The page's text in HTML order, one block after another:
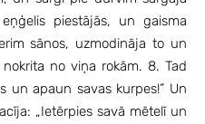
piestājās, un gaisma
sānos, uzmodināja to un
nokrita no viņa rokām. 8. Tad
un apaun savas kurpes!” Un
„Ietērpies savā mētelī un